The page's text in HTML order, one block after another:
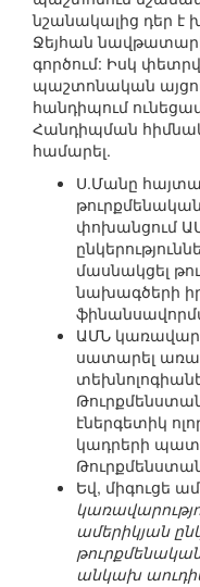
նշանակալից դեր է
Ջեյհան
գործում: Իսկ
պաշտոնական
հանդիպում
Հանդիպման
համարել.
Ս.Մանը
փոխանցում
մասնակցել
նախագծերի
ԱՄՆ
սատարել
էներգետիկ
կադրերի
Եվ, միգուցե
ամերիկյան
անկախ